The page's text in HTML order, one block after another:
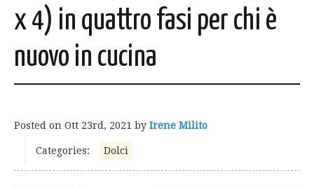
x 4) in quattro fasi per chi è
nuovo in cucina
Posted on Ott 23rd, 2021 by Irene Milito
Categories: Dolci